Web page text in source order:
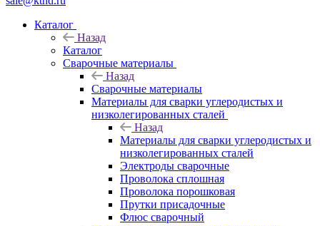
Каталог
Назад
Каталог
Сварочные материалы
Назад
Сварочные материалы
Материалы для сварки углеродистых и
низколегированных сталей
Назад
Материалы для сварки углеродистых и
низколегированных сталей
Электроды сварочные
Проволока сплошная
Проволока порошковая
Прутки присадочные
Флюс сварочный